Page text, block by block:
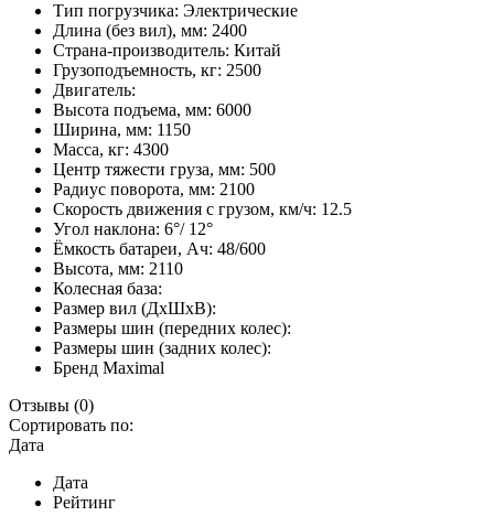
Тип погрузчика: Электрические
Длина (без вил), мм: 2400
Страна-производитель: Китай
Грузоподъемность, кг: 2500
Двигатель:
Высота подъема, мм: 6000
Ширина, мм: 1150
Масса, кг: 4300
Центр тяжести груза, мм: 500
Радиус поворота, мм: 2100
Скорость движения с грузом, км/ч: 12.5
Угол наклона: 6°/ 12°
Ёмкость батареи, Ач: 48/600
Высота, мм: 2110
Колесная база:
Размер вил (ДхШхВ):
Размеры шин (передних колес):
Размеры шин (задних колес):
Бренд Maximal
Отзывы (0)
Сортировать по:
Дата
Дата
Рейтинг